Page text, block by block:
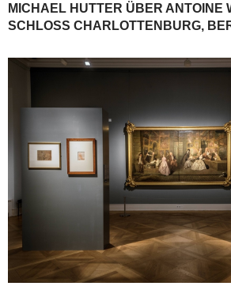
MICHAEL HUTTER ÜBER ANTOINE
SCHLOSS CHARLOTTENBURG,